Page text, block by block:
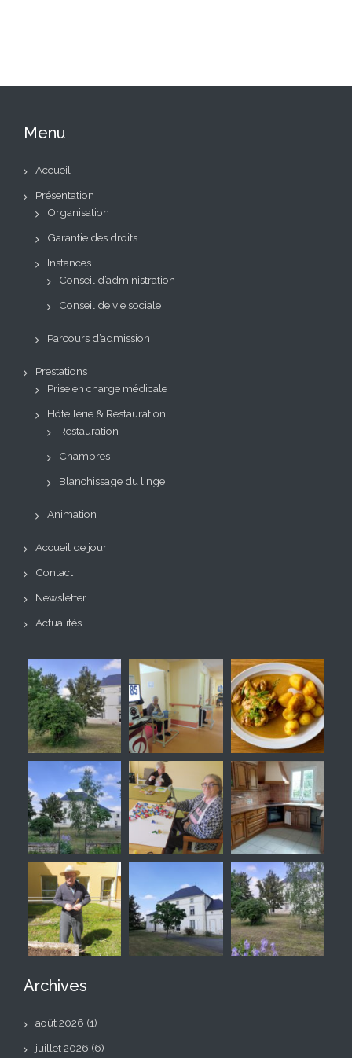
Menu
Accueil
Présentation
Organisation
Garantie des droits
Instances
Conseil d’administration
Conseil de vie sociale
Parcours d’admission
Prestations
Prise en charge médicale
Hôtellerie & Restauration
Restauration
Chambres
Blanchissage du linge
Animation
Accueil de jour
Contact
Newsletter
Actualités
Archives
août 2026 (1)
juillet 2026 (6)